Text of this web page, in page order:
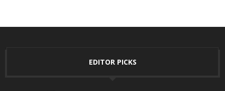
EDITOR PICKS